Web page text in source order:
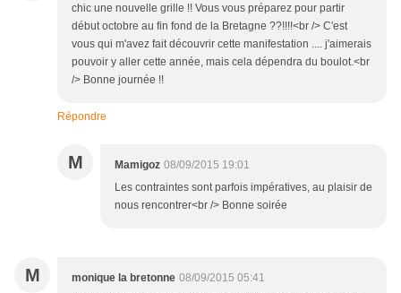
chic une nouvelle grille !! Vous vous préparez pour partir
début octobre au fin fond de la Bretagne ??!!!!<br /> C'est
vous qui m'avez fait découvrir cette manifestation .... j'aimerais
pouvoir y aller cette année, mais cela dépendra du boulot.<br
/> Bonne journée !!
Répondre
M Mamigoz 08/09/2015 19:01
Les contraintes sont parfois impératives, au plaisir de
nous rencontrer<br /> Bonne soirée
M monique la bretonne 08/09/2015 05:41